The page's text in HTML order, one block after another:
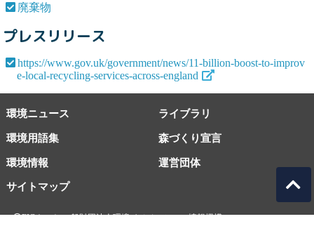
廃棄物
プレスリリース
https://www.gov.uk/government/news/11-billion-boost-to-improv
e-local-recycling-services-across-england
環境ニュース ライブラリ
環境用語集 森づくり宣言
環境情報
サイトマップ
運営団体
EICネット 一般財団法人環境イノベーション情報機構